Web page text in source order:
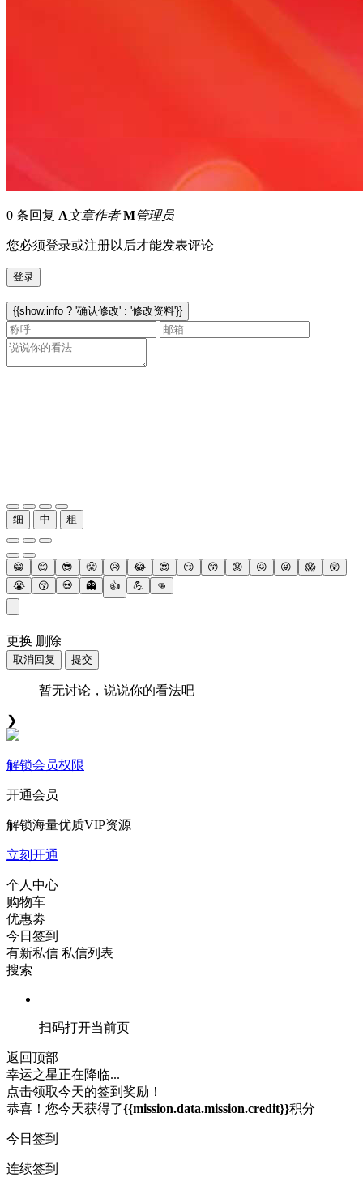
0 条回复 A文章作者 M管理员
您必须登录或注册以后才能发表评论
登录
{{show.info ? '确认修改' : '修改资料'}}
细 中 粗
😁 😊 😎 😤 😥 😂 😍 😏 😙 😟 😖 😜 😱
😲
😭
😚 💀 👻 👍 💪 👊
更换 删除
取消回复 提交
暂无讨论，说说你的看法吧
❯
解锁会员权限
开通会员
解锁海量优质VIP资源
立刻开通
个人中心
购物车
优惠劵
今日签到
有新私信 私信列表
搜索
扫码打开当前页
返回顶部
幸运之星正在降临...
点击领取今天的签到奖励！
恭喜！您今天获得了{{mission.data.mission.credit}}积分
今日签到
连续签到